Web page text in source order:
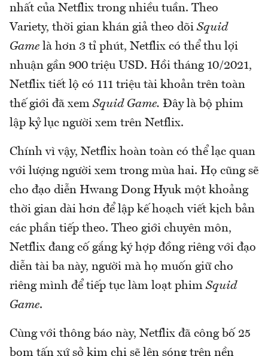
nhất của Netflix trong nhiều tuần. Theo
Variety, thời gian khán giả theo dõiSquid
Game là hơn 3 tỉ phút, Netflix có thể thu lợi
nhuận gần 900 triệu USD. Hồi tháng 10/2021,
Netflix tiết lộ có 111 triệu tài khoản trên toàn
thế giới đã xemSquid Game. Đây là bộ phim
lập kỷ lục người xem trên Netflix.
Chính vì vậy, Netflix hoàn toàn có thể lạc quan
với lượng người xem trong mùa hai. Họ cũng sẽ
cho đạo diễn Hwang Dong Hyuk một khoảng
thời gian dài hơn để lập kế hoạch viết kịch bản
các phần tiếp theo. Theo giới chuyên môn,
Netflix đang cố gắng ký hợp đồng riêng với đạo
diễn tài ba này, người mà họ muốn giữ cho
riêng mình để tiếp tục làm loạt phimSquid
Game.
Cùng với thông báo này, Netflix đã công bố 25
bom tấn xứ sở kim chi sẽ lên sóng trên nền